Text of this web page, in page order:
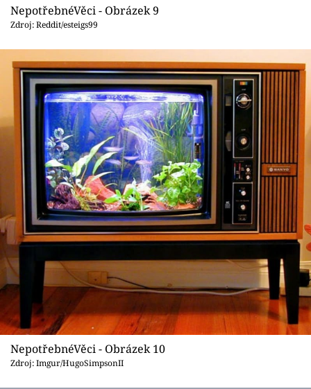
NepotřebnéVěci - Obrázek 9
Zdroj: Reddit/esteigs99
NepotřebnéVěci - Obrázek 10
Zdroj: Imgur/HugoSimpsonII